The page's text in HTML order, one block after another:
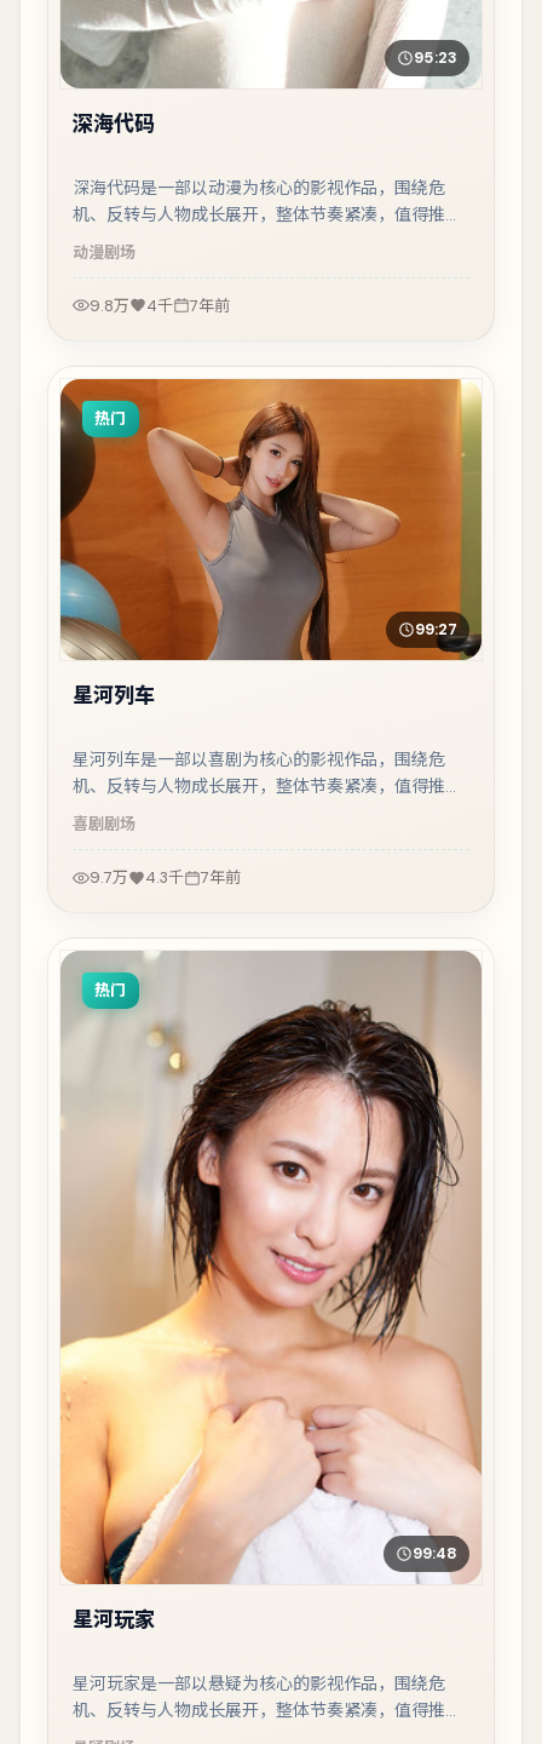
95:23
深海代码
深海代码是一部以动漫为核心的影视作品，围绕危
机、反转与人物成长展开，整体节奏紧凑，值得推荐
观看。
动漫剧场
9.8万 4千 7年前
热门
99:27
星河列车
星河列车是一部以喜剧为核心的影视作品，围绕危
机、反转与人物成长展开，整体节奏紧凑，值得推荐
观看。
喜剧剧场
9.7万 4.3千 7年前
热门
99:48
星河玩家
星河玩家是一部以悬疑为核心的影视作品，围绕危
机、反转与人物成长展开，整体节奏紧凑，值得推荐
观看。